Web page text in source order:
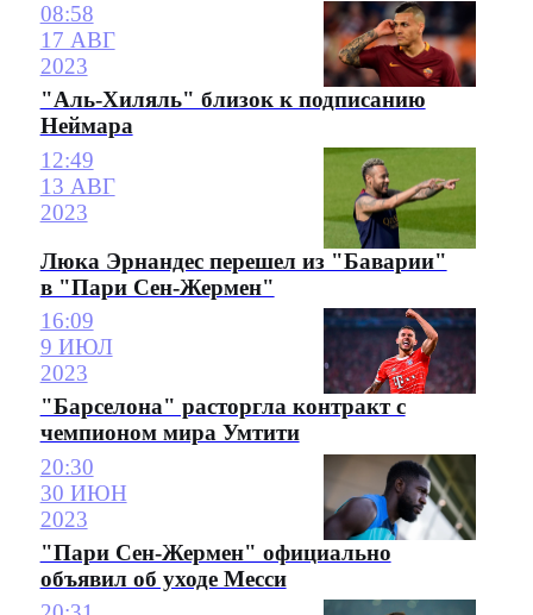
08:58
17 АВГ
2023
"Аль-Хиляль" близок к подписанию
Неймара
12:49
13 АВГ
2023
Люка Эрнандес перешел из "Баварии"
в "Пари Сен-Жермен"
16:09
9 ИЮЛ
2023
"Барселона" расторгла контракт с
чемпионом мира Умтити
20:30
30 ИЮН
2023
"Пари Сен-Жермен" официально
объявил об уходе Месси